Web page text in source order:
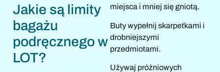
Jakie są limity
bagażu
podręcznego w
LOT?
miejsca i mniej się gniotą.
Buty wypełnij skarpetkami i
drobniejszymi
przedmiotami.
Używaj próżniowych